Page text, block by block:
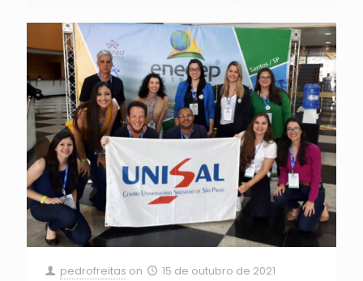
pedrofreitas on
15 de outubro de 2021